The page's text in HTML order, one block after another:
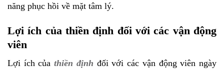
năng phục hồi về mặt tâm lý.
Lợi ích của thiền định đối với các vận động
viên
Lợi ích củathiền định đối với các vận động viên ngày